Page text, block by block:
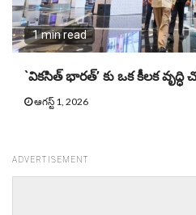
1 min read
`వికసిత్ భారత్’ కు ఒక కీలక వృద్ధి
ఆగస్ట్ 1, 2026
ADVERTISEMENT